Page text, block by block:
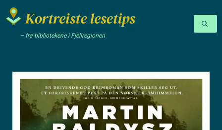
– fra bibliotekene i Fjellregionen